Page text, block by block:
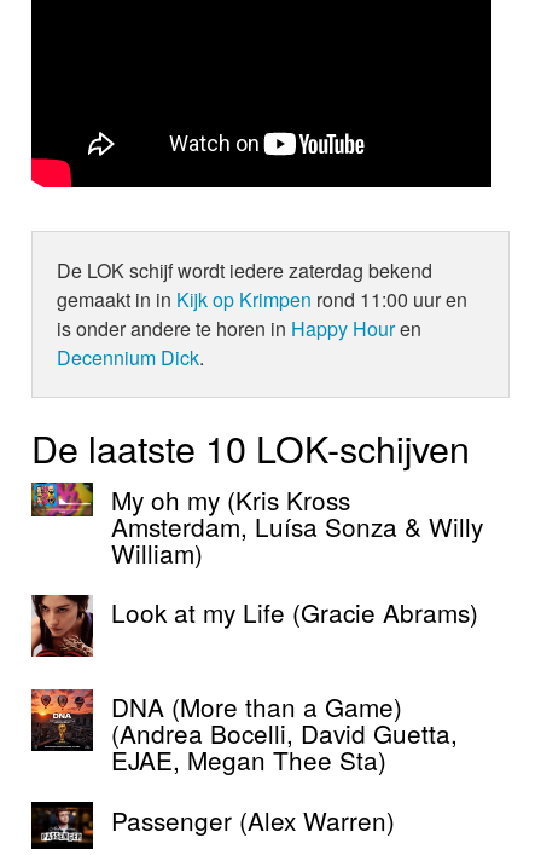
De LOK schijf wordt iedere zaterdag bekend
gemaakt in in Kijk op Krimpen rond 11:00 uur en
is onder andere te horen in Happy Houren
Decennium Dick.
De laatste 10 LOK-schijven
My oh my (Kris Kross
Amsterdam, Luísa Sonza & Willy
William)
Look at my Life (Gracie Abrams)
DNA (More than a Game)
(Andrea Bocelli, David Guetta,
EJAE, Megan Thee Sta)
Passenger (Alex Warren)